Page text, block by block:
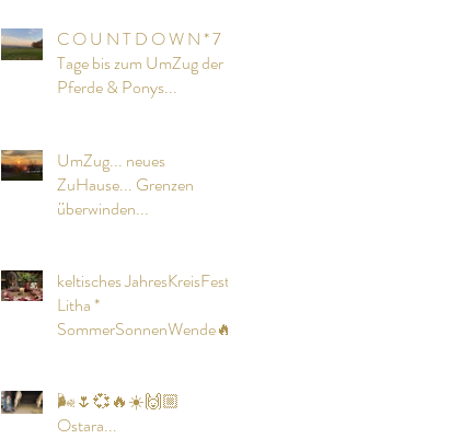
C O U N T D O W N * 7
Tage bis zum UmZug der
Pferde & Ponys...
UmZug... neues
ZuHause... Grenzen
überwinden...
keltisches JahresKreisFest
Litha *
SommerSonnenWende🔥
🌬🌷💞🔥☀️🙌🏼
Ostara...